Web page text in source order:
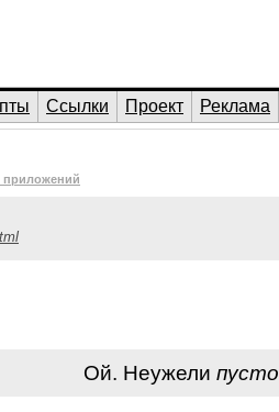
Ссылки Проект Реклама
приложений
Ой. Неужели пусто